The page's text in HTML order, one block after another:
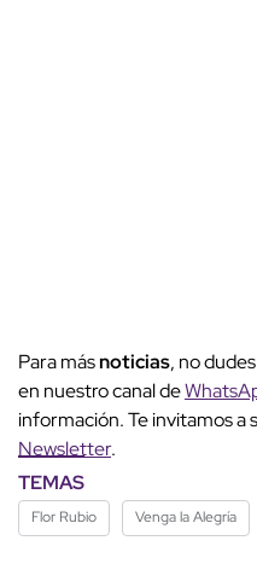
Para másnoticias, no
en nuestro canal de
información. Te invitamos a
Newsletter.
TEMAS
Flor Rubio Venga la Alegría